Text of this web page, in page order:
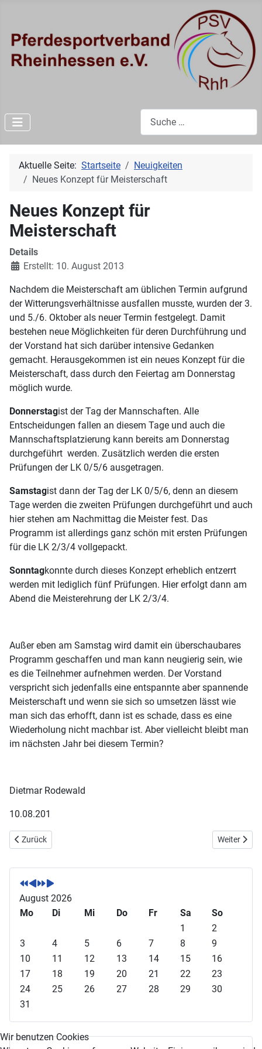
Aktuelle Seite: Startseite
Neuigkeiten
Neues Konzept für Meisterschaft
Neues Konzept für
Meisterschaft
Details
Erstellt: 10. August 2013
Nachdem die Meisterschaft am üblichen Termin aufgrund
der Witterungsverhältnisse ausfallen musste, wurden der 3.
und 5./6. Oktober als neuer Termin festgelegt. Damit
bestehen neue Möglichkeiten für deren Durchführung und
der Vorstand hat sich darüber intensive Gedanken
gemacht. Herausgekommen ist ein neues Konzept für die
Meisterschaft, dass durch den Feiertag am Donnerstag
möglich wurde.
Donnerstagist der Tag der Mannschaften. Alle
Entscheidungen fallen an diesem Tage und auch die
Mannschaftsplatzierung kann bereits am Donnerstag
durchgeführt werden. Zusätzlich werden die ersten
Prüfungen der LK 0/5/6 ausgetragen.
Samstagist dann der Tag der LK 0/5/6, denn an diesem
Tage werden die zweiten Prüfungen durchgeführt und auch
hier stehen am Nachmittag die Meister fest. Das
Programm ist allerdings ganz schön mit ersten Prüfungen
für die LK 2/3/4 vollgepackt.
Sonntagkonnte durch dieses Konzept erheblich entzerrt
werden mit lediglich fünf Prüfungen. Hier erfolgt dann am
Abend die Meisterehrung der LK 2/3/4.
Außer eben am Samstag wird damit ein überschaubares
Programm geschaffen und man kann neugierig sein, wie
es die Teilnehmer aufnehmen werden. Der Vorstand
verspricht sich jedenfalls eine entspannte aber spannende
Meisterschaft und wenn sie sich so umsetzen lässt wie
man sich das erhofft, dann ist es schade, dass es eine
Wiederholung nicht machbar ist. Aber vielleicht bleibt man
im nächsten Jahr bei diesem Termin?
Dietmar Rodewald
10.08.201
Vorheriger Beitrag: U-25 Tour erstmals in Mainz Bretzenheim
Zurück Nächster
Weiter
V
o
r
h
r
i
g
s
J
a
h
V
o
r
h
i
g
r
o
n
N
ä
c
r
N
ä
c
a
t
August 2026
Mo
Di Mi Do Fr Sa
So
1
2
3
4 5 6 7 8
9
10
11 12 13 14 15
16
17
18 19 20 21 22
23
24
25 26 27 28 29
30
31
Wir benutzen Cookies